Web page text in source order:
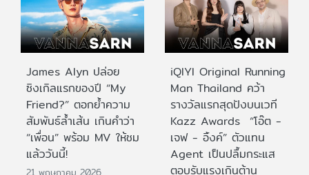
James Alyn ปล่อย
ซิงเกิลแรกของปี “My
Friend?” ตอกย้ำความ
สัมพันธ์ล้ำเส้น เกินคำว่า
“เพื่อน” พร้อม MV ให้ชม
แล้ววันนี้!
21 พฤษภาคม 2026
iQIYI Original Running
Man Thailand คว้า
รางวัลแรกสุดปังบนเวที
Kazz Awards “โอ๊ต -
เจฟ - อิ้งค์” ตัวแทน
Agent เป็นปลื้มกระแส
ตอบรับแรงเกินต้าน